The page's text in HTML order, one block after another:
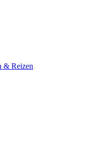
& Reizen